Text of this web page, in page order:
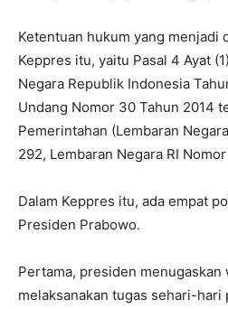
Ketentuan hukum yang menjadi
Keppres itu, yaitu Pasal 4 Ayat
Negara Republik Indonesia
Undang Nomor 30 Tahun 2014
Pemerintahan (Lembaran
292, Lembaran Negara RI
Dalam Keppres itu, ada empat
Presiden Prabowo.
Pertama, presiden
melaksanakan tugas sehari-hari